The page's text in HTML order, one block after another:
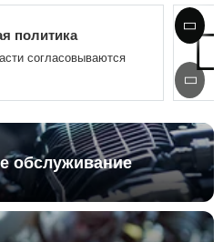
политика
согласовываются
обслуживание